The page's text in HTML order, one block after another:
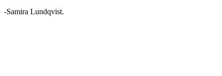
-Samira Lundqvist.